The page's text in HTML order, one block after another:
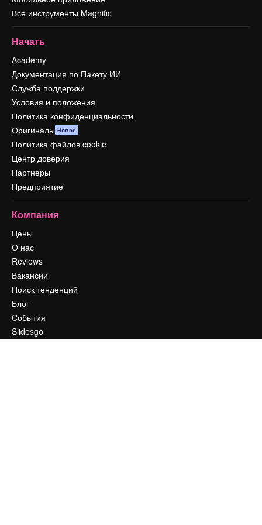
Все инструменты Magnific
Начать
Academy
Документация по Пакету ИИ
Служба поддержки
Условия и положения
Политика конфиденциальности
Оригиналы Новое
Политика файлов cookie
Центр доверия
Партнеры
Предприятие
Компания
Цены
О нас
Reviews
Вакансии
Поиск тенденций
Блог
События
Slidesgo